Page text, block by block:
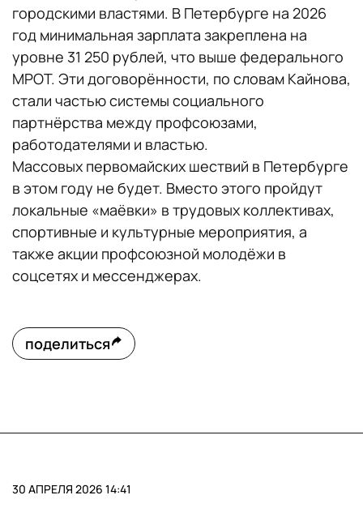
городскими властями. В Петербурге на 2026
год минимальная зарплата закреплена на
уровне 31 250 рублей, что выше федерального
МРОТ. Эти договорённости, по словам Кайнова,
стали частью системы социального
партнёрства между профсоюзами,
работодателями и властью.
Массовых первомайских шествий в Петербурге
в этом году не будет. Вместо этого пройдут
локальные «маёвки» в трудовых коллективах,
спортивные и культурные мероприятия, а
также акции профсоюзной молодёжи в
соцсетях и мессенджерах.
поделиться
30 АПРЕЛЯ 2026 14:41